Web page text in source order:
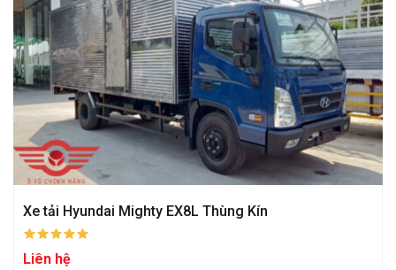
Xe tải Hyundai Mighty EX8L Thùng Kín
Liên hệ